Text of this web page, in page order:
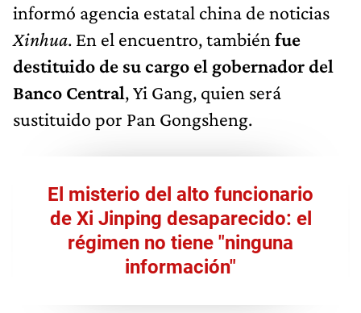
informó agencia estatal china de noticias
Xinhua. En el encuentro, también fue
destituido de su cargo el gobernador del
Banco Central, Yi Gang, quien será
sustituido por Pan Gongsheng.
El misterio del alto funcionario
de Xi Jinping desaparecido: el
régimen no tiene "ninguna
información"